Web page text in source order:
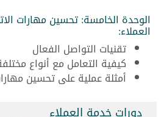
الوحدة الخامسة: تحسين مهارات
العملاء:
تقنيات التواصل الفعال
كيفية التعامل مع أنواع
أمثلة عملية على تحسين